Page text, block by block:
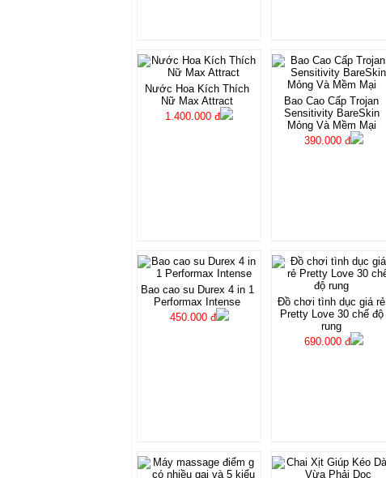
Nước Hoa Kích Thích
Nữ Max Attract
1.400.000 đ
Bao Cao Cấp Trojan
Sensitivity BareSkin
Mỏng Và Mềm Mại
390.000 đ
Bao cao su Durex 4 in 1
Performax Intense
450.000 đ
Đồ chơi tình dục giá rẻ
Pretty Love 30 chế độ
rung
690.000 đ